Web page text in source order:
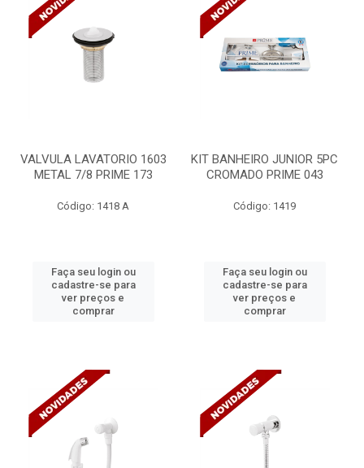
VALVULA LAVATORIO 1603
METAL 7/8 PRIME 173
Código: 1418 A
Faça seu login ou
cadastre-se para
ver preços e
comprar
KIT BANHEIRO JUNIOR 5PC
CROMADO PRIME 043
Código: 1419
Faça seu login ou
cadastre-se para
ver preços e
comprar